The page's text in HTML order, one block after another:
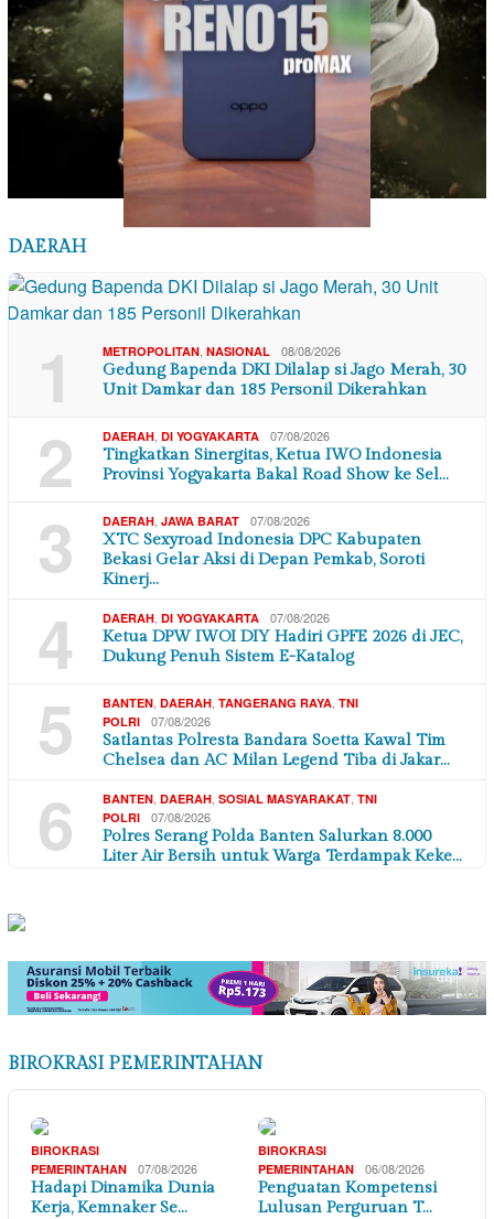
DAERAH
1 METROPOLITAN NASIONAL 08/08/2026
Gedung Bapenda DKI Dilalap si Jago Merah, 30
Unit Damkar dan 185 Personil Dikerahkan
2 DAERAH DI YOGYAKARTA 07/08/2026
Tingkatkan Sinergitas, Ketua IWO Indonesia
Provinsi Yogyakarta Bakal Road Show ke Sel…
3 DAERAH JAWA BARAT 07/08/2026
XTC Sexyroad Indonesia DPC Kabupaten
Bekasi Gelar Aksi di Depan Pemkab, Soroti
Kinerj…
4 DAERAH DI YOGYAKARTA 07/08/2026
Ketua DPW IWOI DIY Hadiri GPFE 2026 di JEC,
Dukung Penuh Sistem E-Katalog
5 BANTEN DAERAH TANGERANG RAYA TNI
POLRI
07/08/2026
Satlantas Polresta Bandara Soetta Kawal Tim
Chelsea dan AC Milan Legend Tiba di Jakar…
6 BANTEN DAERAH SOSIAL MASYARAKAT TNI
POLRI
07/08/2026
Polres Serang Polda Banten Salurkan 8.000
Liter Air Bersih untuk Warga Terdampak Keke…
BIROKRASI PEMERINTAHAN
BIROKRASI
PEMERINTAHAN
07/08/2026
Hadapi Dinamika Dunia
Kerja, Kemnaker Se…
BIROKRASI
PEMERINTAHAN
06/08/2026
Penguatan Kompetensi
Lulusan Perguruan T…